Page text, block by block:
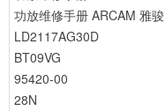
功放维修手册 ARCAM 雅
LD2117AG30D
BT09VG
95420-00
28N